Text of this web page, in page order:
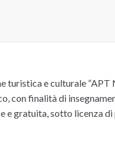
e culturale “APT
con finalità di
e gratuita, sotto licenza